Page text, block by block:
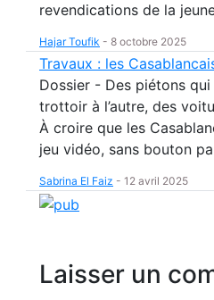
revendications de la
Hajar Toufik - 8 octobre 2025
Travaux : les
Dossier - Des piétons qui
trottoir à l’autre, des
À croire que les
jeu vidéo, sans bouton
Sabrina El Faiz - 12 avril 2025
Laisser un